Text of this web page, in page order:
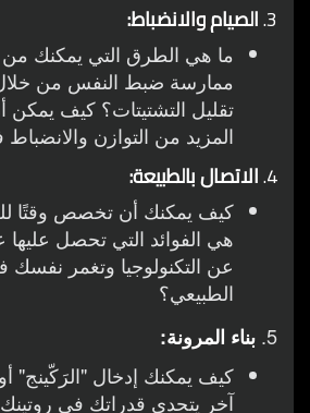
3. الصيام والانضباط:
ما هي الطرق التي يمكنك من
ممارسة ضبط النفس من خلال
تقليل التشتيتات؟ كيف
المزيد من التوازن
4. الاتصال بالطبيعة:
كيف يمكنك أن تخصص وقتًا
هي الفوائد التي تحصل عليها
عن التكنولوجيا وتغمر نفسك
الطبيعي؟
5. بناء المرونة:
كيف يمكنك إدخال "الرَكّينج"
آخر يتحدى قدراتك في